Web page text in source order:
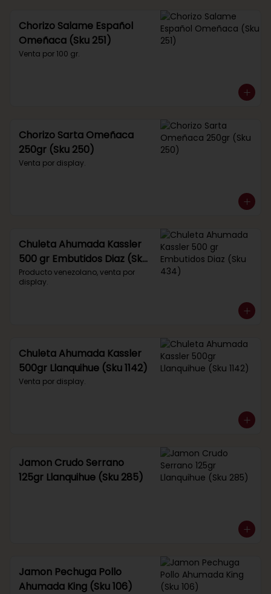
Chorizo Salame Español
Omeñaca (Sku 251)
Venta por 100 gr.
Chorizo Sarta Omeñaca
250gr (Sku 250)
Venta por display.
Chuleta Ahumada Kassler
500 gr Embutidos Diaz (Sku
434)
Producto venezolano, venta por
display.
Chuleta Ahumada Kassler
500gr Llanquihue (Sku 1142)
Venta por display.
Jamon Crudo Serrano
125gr Llanquihue (Sku 285)
Jamon Pechuga Pollo
Ahumada King (Sku 106)